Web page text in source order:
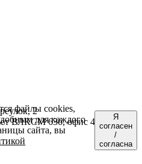
2
ВЛКСМ 63б, офис 408
файлы cookies,
для каждого
сайта, вы
Я
согласен
/
согласна